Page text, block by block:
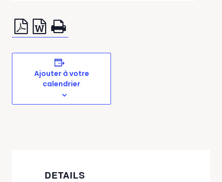
Ajouter à votre
calendrier
DETAILS